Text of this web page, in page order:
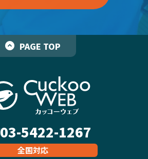
PAGE TOP
03-5422-1267
全国対応